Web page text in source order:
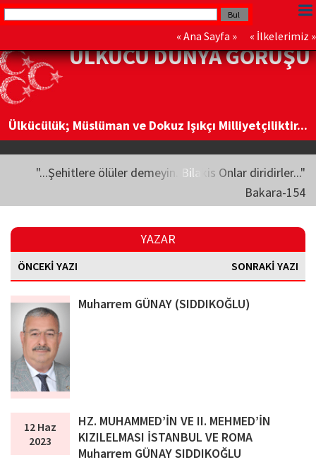
« Ana Sayfa » « İlkelerimiz »
ÜLKÜCÜ DÜNYA GÖRÜŞÜ
Ülkücülük; Müslüman ve Dokuz Işıkçı Milliyetçiliktir...
"...Şehitlere ölüler demeyin. Bilakis Onlar diridirler..."
Bakara-154
YAZAR
ÖNCEKİ YAZI SONRAKİ YAZI
Muharrem GÜNAY (SIDDIKOĞLU)
12 Haz
2023
HZ. MUHAMMED’İN VE II. MEHMED’İN
KIZILELMASI İSTANBUL VE ROMA
Muharrem GÜNAY SIDDIKOĞLU